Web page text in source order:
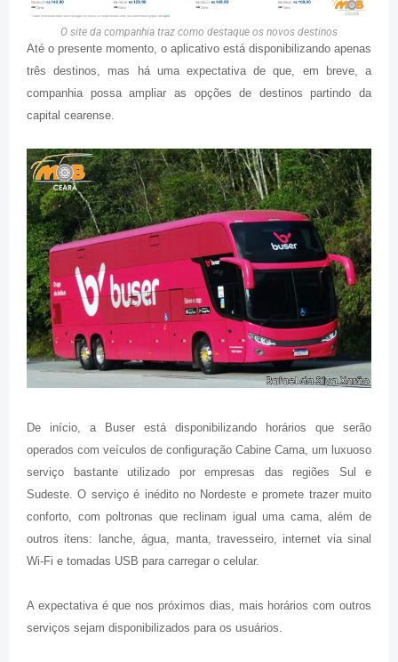
O site da companhia traz como destaque os novos destinos
Até o presente momento, o aplicativo está disponibilizando apenas
três destinos, mas há uma expectativa de que, em breve, a
companhia possa ampliar as opções de destinos partindo da
capital cearense.
De início, a Buser está disponibilizando horários que serão
operados com veículos de configuração Cabine Cama, um luxuoso
serviço bastante utilizado por empresas das regiões Sul e
Sudeste. O serviço é inédito no Nordeste e promete trazer muito
conforto, com poltronas que reclinam igual uma cama, além de
outros itens: lanche, água, manta, travesseiro, internet via sinal
Wi-Fi e tomadas USB para carregar o celular.
A expectativa é que nos próximos dias, mais horários com outros
serviços sejam disponibilizados para os usuários.